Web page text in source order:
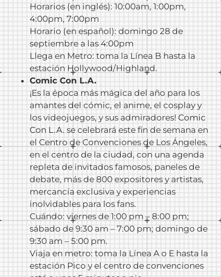
Horarios (en inglés): 10:00am, 1:00pm,
4:00pm, 7:00pm
Horario (en español): domingo 28 de
septiembre a las 4:00pm
Llega en Metro: toma la Línea B hasta la
estación Hollywood/Highland.
Comic Con L.A.
¡Es la época más mágica del año para los
amantes del cómic, el anime, el cosplay y
los videojuegos, y sus admiradores! Comic
Con L.A. se celebrará este fin de semana en
el Centro de Convenciones de Los Ángeles,
en el centro de la ciudad, con una agenda
repleta de invitados famosos, paneles de
debate, más de 800 expositores y artistas,
mercancía exclusiva y experiencias
inolvidables para los fans.
Cuándo: viernes de 1:00 pm – 8:00 pm;
sábado de 9:30 am – 7:00 pm; domingo de
9:30 am – 5:00 pm.
Viaja en metro: toma la Línea A o E hasta la
estación Pico y el centro de convenciones